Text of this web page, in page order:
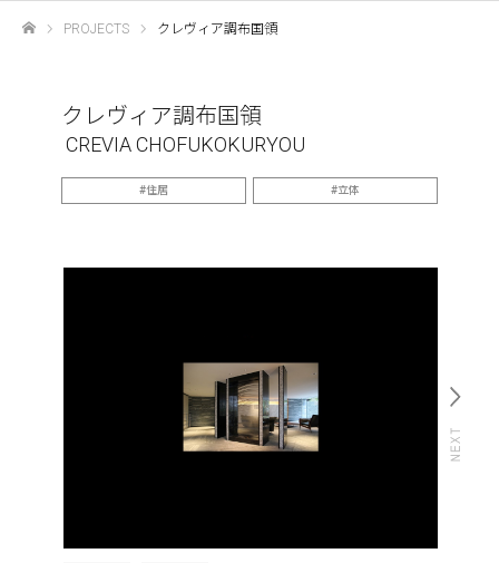
PROJECTS クレヴィア調布国領
クレヴィア調布国領
CREVIA CHOFUKOKURYOU
住居 立体